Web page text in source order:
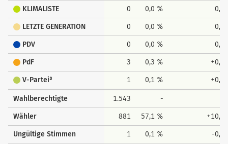
KLIMALISTE 0 0,0 % 0,0
LETZTE GENERATION 0 0,0 % 0,0
PDV 0 0,0 % 0,0
PdF 3 0,3 % +0,3
V-Partei³ 1 0,1 % +0,1
Wahlberechtigte 1.543 -
Wähler 881 57,1 % +10,3
Ungültige Stimmen 1 0,1 % -0,0